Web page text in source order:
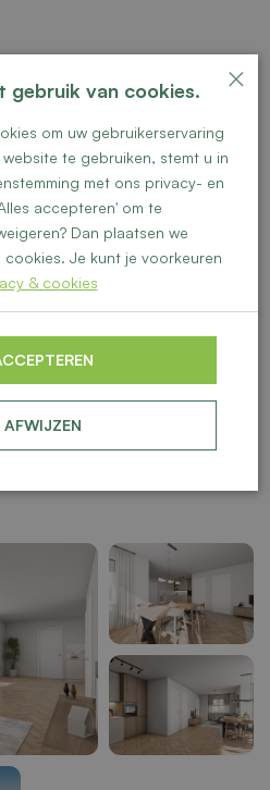
×
gebruik van cookies.
om uw gebruikerservaring
te gebruiken, stemt u in
met ons privacy- en
accepteren' om te
Dan plaatsen we
Je kunt je voorkeuren
& cookies
AFWIJZEN